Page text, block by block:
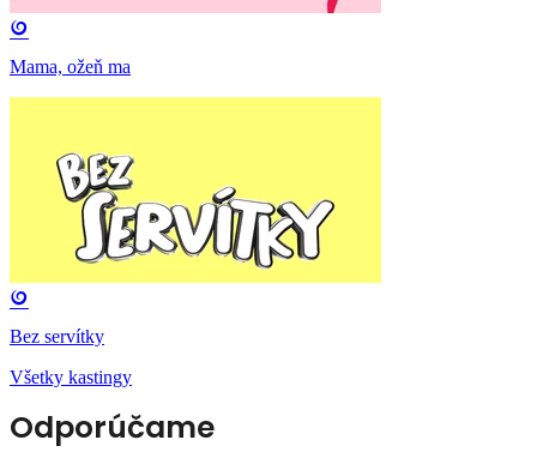
Mama, ožeň ma
Bez servítky
Všetky kastingy
Odporúčame